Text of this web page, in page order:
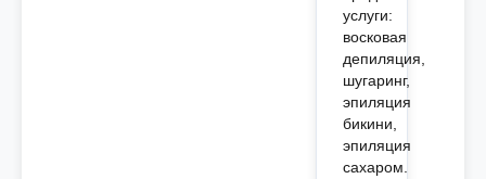
услуги:
восковая
депиляция,
шугаринг,
эпиляция
бикини,
эпиляция
сахаром.